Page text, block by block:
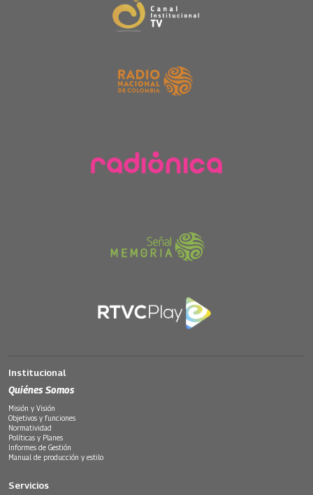
Institucional
Quiénes Somos
Misión y Visión
Objetivos y funciones
Normatividad
Políticas y Planes
Informes de Gestión
Manual de producción y estilo
Servicios